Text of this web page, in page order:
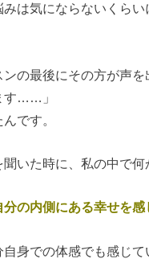
は気にならないくら
の最後にその方が声を
す……」
です。
いた時に、私の中で何
分の内側にある幸せを感
自身での体感でも感じ